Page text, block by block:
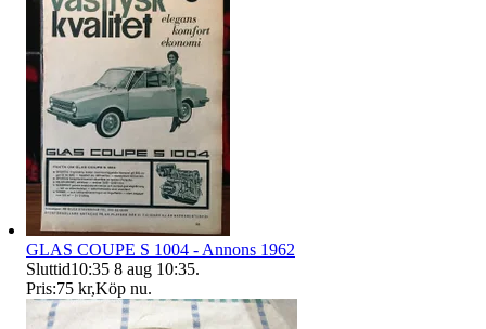
GLAS COUPE S 1004 - Annons 1962
Sluttid10:35 8 aug 10:35.
Pris:75 kr,Köp nu.